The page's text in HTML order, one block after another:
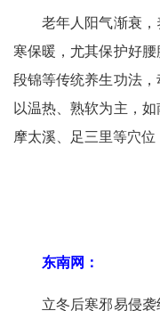
老年人阳气渐衰，
寒保暖，尤其保护好
段锦等传统养生功法
以温热、熟软为主，
摩太溪、足三里等穴位
东南网：
立冬后寒邪易侵袭